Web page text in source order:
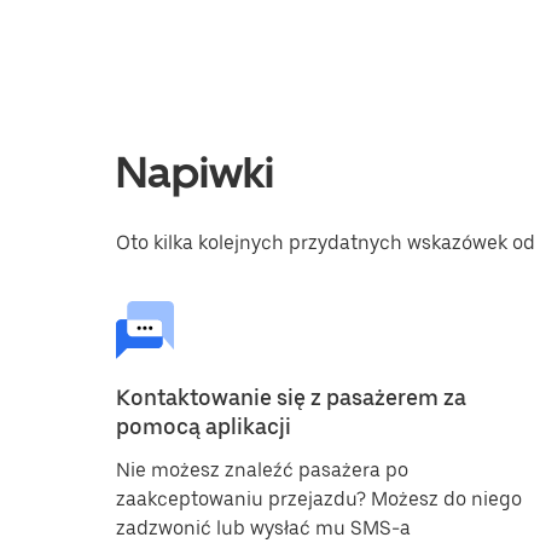
Napiwki
Oto kilka kolejnych przydatnych wskazówek
Kontaktowanie się z pasażerem za
pomocą aplikacji
Nie możesz znaleźć pasażera po
zaakceptowaniu przejazdu? Możesz do niego
zadzwonić lub wysłać mu SMS-a